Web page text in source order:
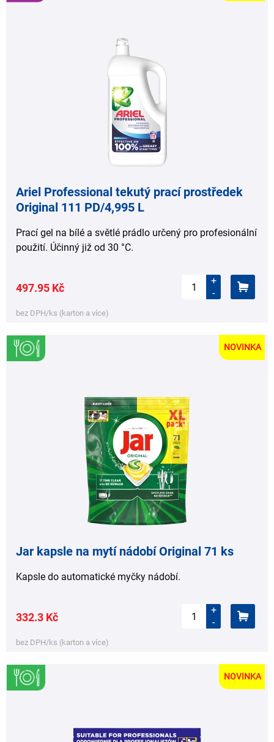
Ariel Professional tekutý prací prostředek
Original 111 PD/4,995 L
Prací gel na bílé a světlé prádlo určený pro profesionální
použití. Účinný již od 30 °C.
497.95 Kč
+
-
bez DPH/ks (karton a více)
NOVINKA
Jar kapsle na mytí nádobí Original 71 ks
Kapsle do automatické myčky nádobí.
332.3 Kč
+
-
bez DPH/ks (karton a více)
NOVINKA